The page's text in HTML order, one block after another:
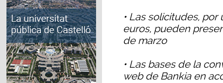
• Las solicitudes,
euros, pueden
de marzo
• Las bases de la
web de Bankia en